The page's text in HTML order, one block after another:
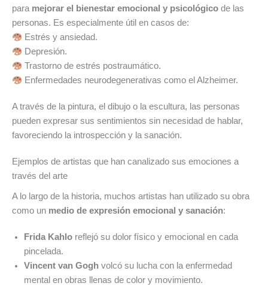
para mejorar el bienestar emocional y psicológico de las
personas. Es especialmente útil en casos de:
Estrés y ansiedad.
Depresión.
Trastorno de estrés postraumático.
Enfermedades neurodegenerativas como el Alzheimer.
A través de la pintura, el dibujo o la escultura, las personas
pueden expresar sus sentimientos sin necesidad de hablar,
favoreciendo la introspección y la sanación.
Ejemplos de artistas que han canalizado sus emociones a
través del arte
A lo largo de la historia, muchos artistas han utilizado su obra
como un medio de expresión emocional y sanación:
Frida Kahlo reflejó su dolor físico y emocional en cada
pincelada.
Vincent van Gogh volcó su lucha con la enfermedad
mental en obras llenas de color y movimiento.